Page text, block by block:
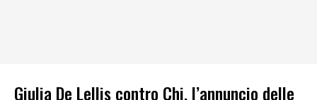
Giulia De Lellis contro Chi, l’annuncio delle